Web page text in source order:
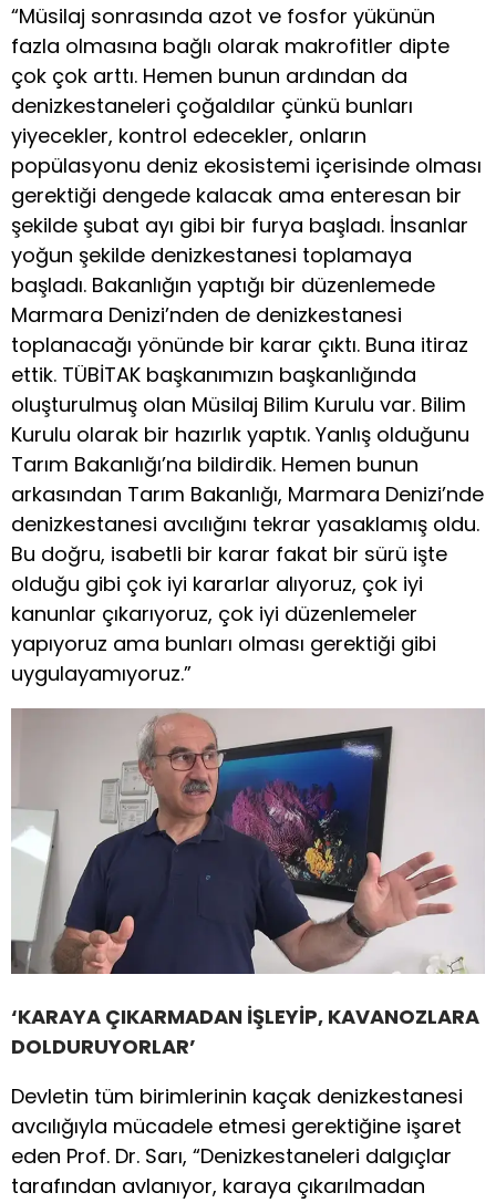
“Müsilaj sonrasında azot ve fosfor yükünün
fazla olmasına bağlı olarak makrofitler dipte
çok çok arttı. Hemen bunun ardından da
denizkestaneleri çoğaldılar çünkü bunları
yiyecekler, kontrol edecekler, onların
popülasyonu deniz ekosistemi içerisinde olması
gerektiği dengede kalacak ama enteresan bir
şekilde şubat ayı gibi bir furya başladı. İnsanlar
yoğun şekilde denizkestanesi toplamaya
başladı. Bakanlığın yaptığı bir düzenlemede
Marmara Denizi’nden de denizkestanesi
toplanacağı yönünde bir karar çıktı. Buna itiraz
ettik. TÜBİTAK başkanımızın başkanlığında
oluşturulmuş olan Müsilaj Bilim Kurulu var. Bilim
Kurulu olarak bir hazırlık yaptık. Yanlış olduğunu
Tarım Bakanlığı’na bildirdik. Hemen bunun
arkasından Tarım Bakanlığı, Marmara Denizi’nde
denizkestanesi avcılığını tekrar yasaklamış oldu.
Bu doğru, isabetli bir karar fakat bir sürü işte
olduğu gibi çok iyi kararlar alıyoruz, çok iyi
kanunlar çıkarıyoruz, çok iyi düzenlemeler
yapıyoruz ama bunları olması gerektiği gibi
uygulayamıyoruz.”
‘KARAYA ÇIKARMADAN İŞLEYİP, KAVANOZLARA
DOLDURUYORLAR’
Devletin tüm birimlerinin kaçak denizkestanesi
avcılığıyla mücadele etmesi gerektiğine işaret
eden Prof. Dr. Sarı, “Denizkestaneleri dalgıçlar
tarafından avlanıyor, karaya çıkarılmadan